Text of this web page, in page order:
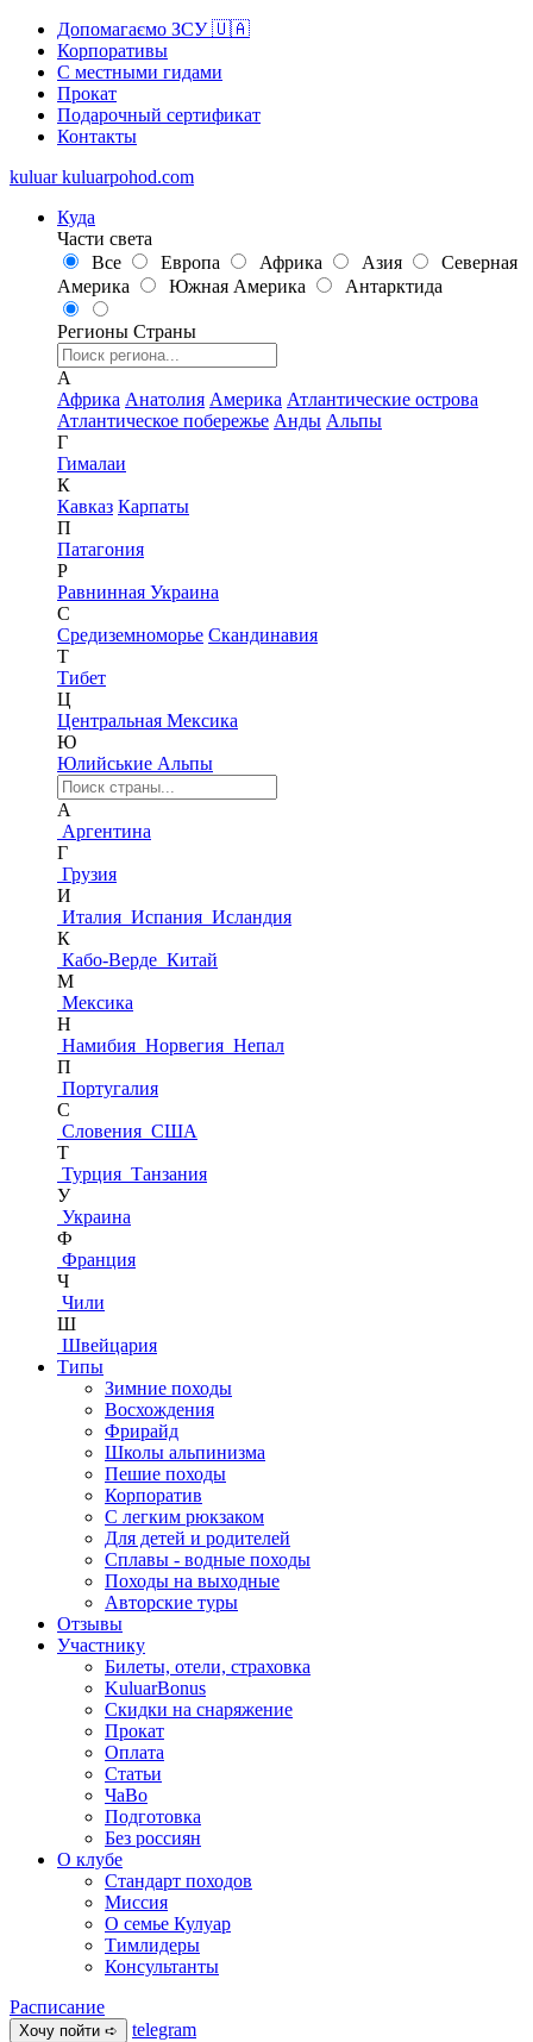
Допомагаємо ЗСУ 🇺🇦
Корпоративы
С местными гидами
Прокат
Подарочный сертификат
Контакты
kuluar kuluarpohod.com
Куда
Части света
Все
Европа Африка Азия
Северная
Америка
Южная Америка Антарктида
Регионы Страны
А
Африка Анатолия Америка Атлантические острова
Атлантическое побережье Анды Альпы
Г
Гималаи
К
Кавказ Карпаты
П
Патагония
Р
Равнинная Украина
С
Средиземноморье Скандинавия
Т
Тибет
Ц
Центральная Мексика
Ю
Юлийськие Альпы
А
Аргентина
Г
Грузия
И
Италия Испания Исландия
К
Кабо-Верде Китай
М
Мексика
Н
Намибия Норвегия Непал
П
Португалия
С
Словения США
Т
Турция Танзания
У
Украина
Ф
Франция
Ч
Чили
Ш
Швейцария
Типы
Зимние походы
Восхождения
Фрирайд
Школы альпинизма
Пешие походы
Корпоратив
С легким рюкзаком
Для детей и родителей
Сплавы - водные походы
Походы на выходные
Авторские туры
Отзывы
Участнику
Билеты, отели, страховка
KuluarBonus
Скидки на снаряжение
Прокат
Оплата
Статьи
ЧаВо
Подготовка
Без россиян
О клубе
Стандарт походов
Миссия
О семье Кулуар
Тимлидеры
Консультанты
Расписание
Хочу пойти ➪
telegram